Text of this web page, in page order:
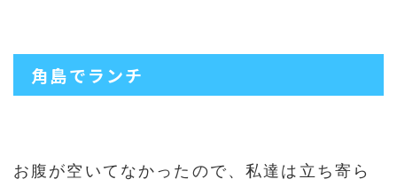
角島でランチ
お腹が空いてなかったので、私達は立ち寄ら